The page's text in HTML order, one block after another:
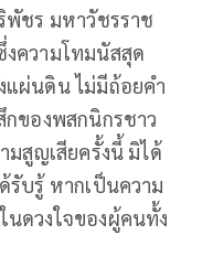
พัชร มหาวัชรราช
ความโทมนัสสุด
แผ่นดิน ไม่มีถ้อยคำ
กของพสกนิกรชาว
มสูญเสียครั้งนี้ มิได้
รับรู้ หากเป็นความ
ดวงใจของผู้คนทั้ง